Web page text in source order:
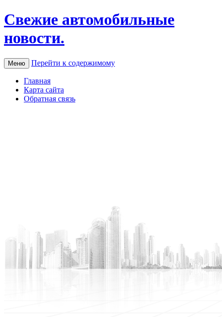
Свежие автомобильные
новости.
Меню Перейти к содержимому
Главная
Карта сайта
Обратная связь